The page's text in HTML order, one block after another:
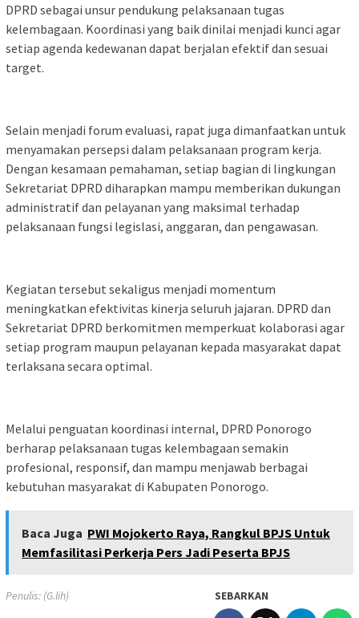
DPRD sebagai unsur pendukung pelaksanaan tugas
kelembagaan. Koordinasi yang baik dinilai menjadi kunci agar
setiap agenda kedewanan dapat berjalan efektif dan sesuai
target.
Selain menjadi forum evaluasi, rapat juga dimanfaatkan untuk
menyamakan persepsi dalam pelaksanaan program kerja.
Dengan kesamaan pemahaman, setiap bagian di lingkungan
Sekretariat DPRD diharapkan mampu memberikan dukungan
administratif dan pelayanan yang maksimal terhadap
pelaksanaan fungsi legislasi, anggaran, dan pengawasan.
Kegiatan tersebut sekaligus menjadi momentum
meningkatkan efektivitas kinerja seluruh jajaran. DPRD dan
Sekretariat DPRD berkomitmen memperkuat kolaborasi agar
setiap program maupun pelayanan kepada masyarakat dapat
terlaksana secara optimal.
Melalui penguatan koordinasi internal, DPRD Ponorogo
berharap pelaksanaan tugas kelembagaan semakin
profesional, responsif, dan mampu menjawab berbagai
kebutuhan masyarakat di Kabupaten Ponorogo.
Baca Juga PWI Mojokerto Raya, Rangkul BPJS Untuk
Memfasilitasi Perkerja Pers Jadi Peserta BPJS
Penulis: (G.lih) SEBARKAN